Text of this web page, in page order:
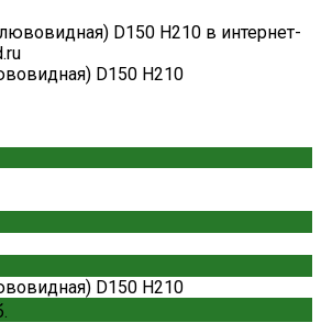
D150 H210
D150 H210